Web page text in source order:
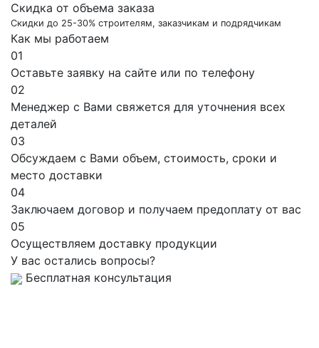
Скидка от объема заказа
Скидки до 25-30% строителям, заказчикам и подрядчикам
Как мы работаем
01
Оставьте заявку на сайте или по телефону
02
Менеджер с Вами свяжется для уточнения всех
деталей
03
Обсуждаем с Вами объем, стоимость, сроки и
место доставки
04
Заключаем договор и получаем предоплату от вас
05
Осуществляем доставку продукции
У вас остались вопросы?
Бесплатная консультация